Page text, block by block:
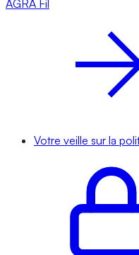
AGRA Fil
Votre veille sur la